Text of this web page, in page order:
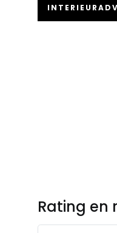
Rating en